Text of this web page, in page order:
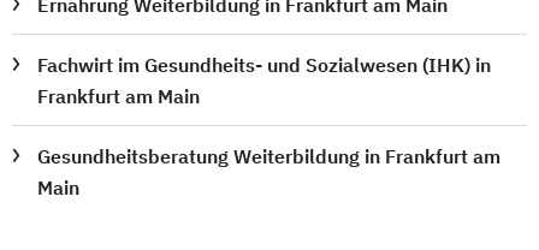
Fachwirt im Gesundheits- und Sozialwesen (IHK) in
Frankfurt am Main
Gesundheitsberatung Weiterbildung in Frankfurt am
Main